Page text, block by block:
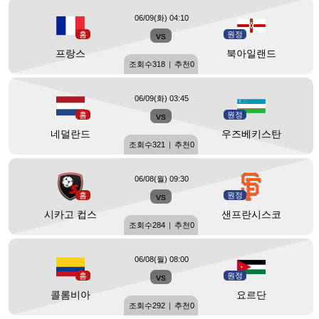
홈
프랑스
vs 원정
북아일랜드
06/09(화) 04:10
조회수318 | 추천0
홈
네덜란드
vs 원정
우즈베키스탄
06/09(화) 03:45
조회수321 | 추천0
홈
시카고 컵스
vs 원정
샌프란시스코
06/08(월) 09:30
조회수284 | 추천0
홈
콜롬비아
vs 원정
요르단
06/08(월) 08:00
조회수292 | 추천0